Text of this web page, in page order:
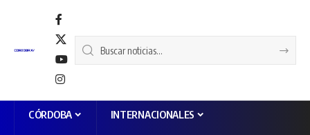
CÓRDOBA INTERNACIONALES